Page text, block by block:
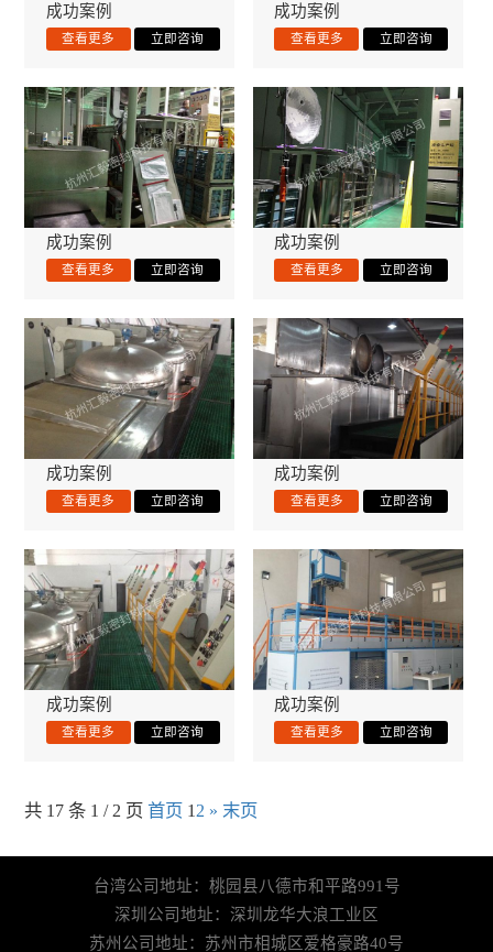
成功案例 成功案例
成功案例 成功案例
成功案例 成功案例
成功案例 成功案例
共 17 条 1 / 2 页 首页 12 » 末页
台湾公司地址：桃园县八德市和平路991号
深圳公司地址：深圳龙华大浪工业区
苏州公司地址：苏州市相城区爱格豪路40号